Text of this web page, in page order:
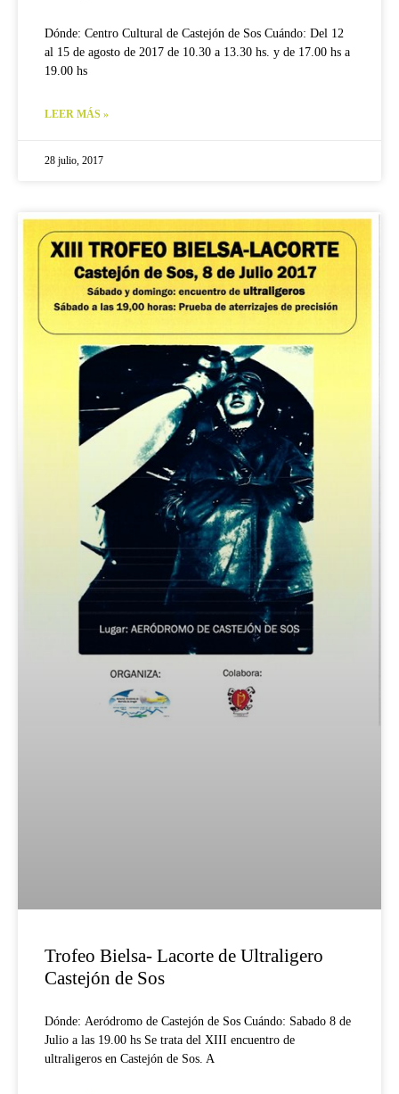
Dónde: Centro Cultural de Castejón de Sos Cuándo: Del 12
al 15 de agosto de 2017 de 10.30 a 13.30 hs. y de 17.00 hs a
19.00 hs
LEER MÁS »
28 julio, 2017
Trofeo Bielsa- Lacorte de Ultraligero
Castejón de Sos
Dónde: Aeródromo de Castejón de Sos Cuándo: Sabado 8 de
Julio a las 19.00 hs Se trata del XIII encuentro de
ultraligeros en Castejón de Sos. A